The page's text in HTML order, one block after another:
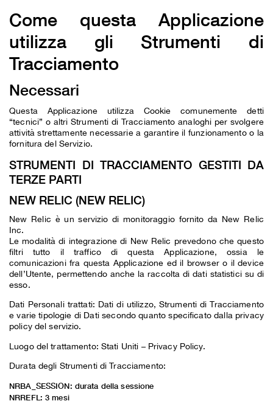
Come questa Applicazione
utilizza gli Strumenti di
Tracciamento
Necessari
Questa Applicazione utilizza Cookie comunemente detti
“tecnici” o altri Strumenti di Tracciamento analoghi per svolgere
attività strettamente necessarie a garantire il funzionamento o la
fornitura del Servizio.
STRUMENTI DI TRACCIAMENTO GESTITI DA
TERZE PARTI
NEW RELIC (NEW RELIC)
New Relic è un servizio di monitoraggio fornito da New Relic
Inc.
Le modalità di integrazione di New Relic prevedono che questo
filtri tutto il traffico di questa Applicazione, ossia le
comunicazioni fra questa Applicazione ed il browser o il device
dell’Utente, permettendo anche la raccolta di dati statistici su di
esso.
Dati Personali trattati: Dati di utilizzo, Strumenti di Tracciamento
e varie tipologie di Dati secondo quanto specificato dalla privacy
policy del servizio.
Luogo del trattamento: Stati Uniti – Privacy Policy.
Durata degli Strumenti di Tracciamento:
NRBA_SESSION: durata della sessione
NRREFL: 3 mesi